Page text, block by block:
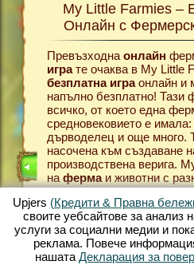
My Little Farmies –
Онлайн с
Превъзходна онлайн
играте очаква в My Little
безплатна играонлайн и
напълно безплатно! Тази
всичко, от което една
средновековието е
дърводелец и още много.
насочена към създаване
производствена верига.
на фермаи животни с
възможности и красиви
място за отглеждане на
разнообразни
зеленчуци до развъждане
животни. Създай
свят в My Little Farmies –
Upjers (Кредити & Правна
своите уебсайтове за анализ
услуги за социални медии и
реклама. Повече
нашата Декларация за